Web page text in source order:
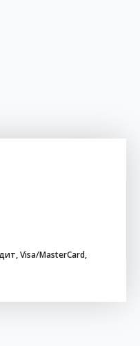
Visa/MasterCard,